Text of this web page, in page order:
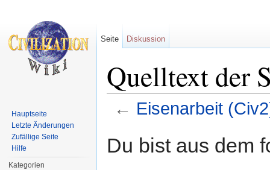
Quelltext der
← Eisenarbeit
Du bist aus dem
Seite Diskussion
Hauptseite
Letzte Änderungen
Zufällige Seite
Hilfe
Kategorien